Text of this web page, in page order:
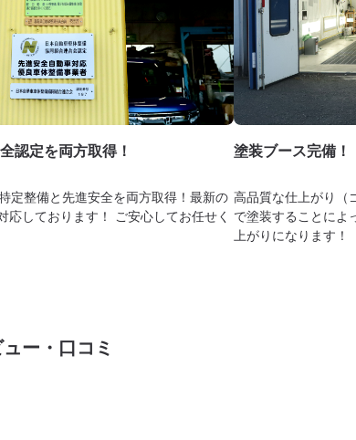
認定を両方取得！
定整備と先進安全を両方取得！最新の
応しております！ ご安心してお任せく
塗装ブース完備！
高品質な仕上がり（
で塗装することによ
上がりになります！
ー・口コミ